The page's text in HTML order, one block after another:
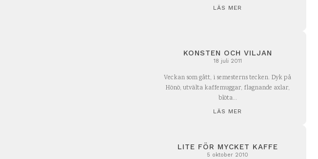
LÄS MER
KONSTEN OCH VILJAN
18 juli 2011
Veckan som gått, i semesterns tecken. Dyk på
Hönö, utvälta kaffemuggar, flagnande axlar,
blöta...
LÄS MER
LITE FÖR MYCKET KAFFE
5 oktober 2010